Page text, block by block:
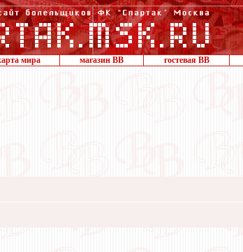
мира магазин ВВ гостевая ВВ